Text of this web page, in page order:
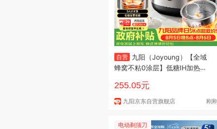
自营
九阳（Joyoung）【全域
蜂窝不粘0涂层】低糖IH加热电
L不锈钢球釜家用多功能 40F55
0L
255.05元
九阳京东自营旗舰店 刚
电动剃须刀